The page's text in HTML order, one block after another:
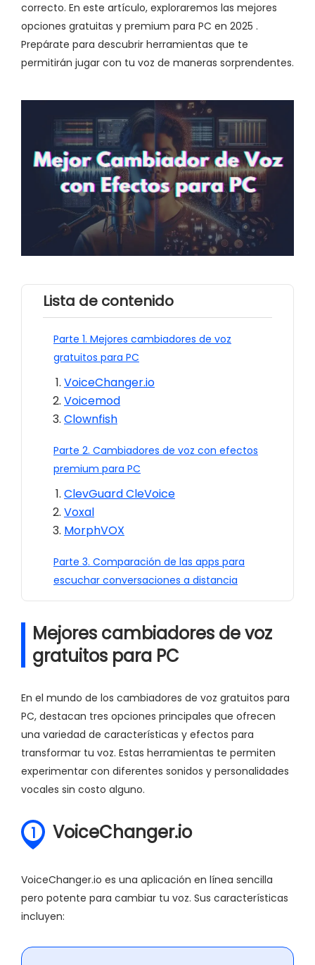
correcto. En este artículo, exploraremos las mejores
opciones gratuitas y premium para PC en 2025 .
Prepárate para descubrir herramientas que te
permitirán jugar con tu voz de maneras sorprendentes.
Lista de contenido
Parte 1. Mejores cambiadores de voz
gratuitos para PC
VoiceChanger.io
Voicemod
Clownfish
Parte 2. Cambiadores de voz con efectos
premium para PC
ClevGuard CleVoice
Voxal
MorphVOX
Parte 3. Comparación de las apps para
escuchar conversaciones a distancia
Mejores cambiadores de voz
gratuitos para PC
En el mundo de los cambiadores de voz gratuitos para
PC, destacan tres opciones principales que ofrecen
una variedad de características y efectos para
transformar tu voz. Estas herramientas te permiten
experimentar con diferentes sonidos y personalidades
vocales sin costo alguno.
1 VoiceChanger.io
VoiceChanger.io es una aplicación en línea sencilla
pero potente para cambiar tu voz. Sus características
incluyen: